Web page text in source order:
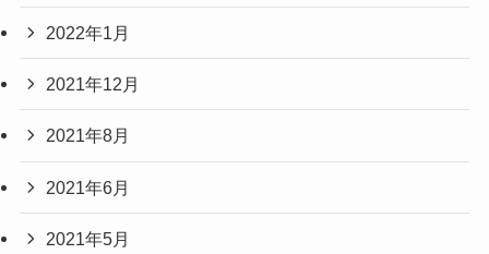
2022年1月
2021年12月
2021年8月
2021年6月
2021年5月